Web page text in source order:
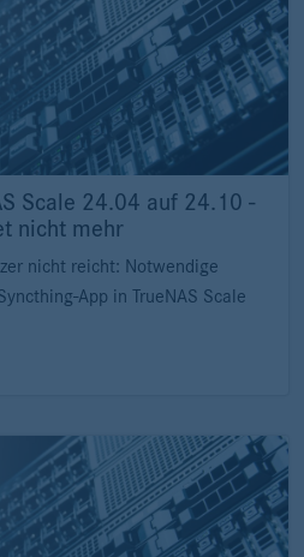
Scale 24.04 auf 24.10 -
nicht mehr
nicht reicht: Notwendige
App in TrueNAS Scale